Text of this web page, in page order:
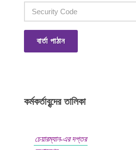
বার্তা পাঠান
কর্মকর্তাবৃন্দের তালিকা
চেয়ারম্যান-এর দপ্তর